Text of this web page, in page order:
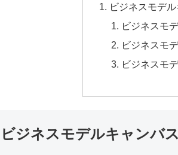
ビジネスモデ
ビジネスモ
ビジネスモ
ビジネスモ
ビジネスモデルキャンバ